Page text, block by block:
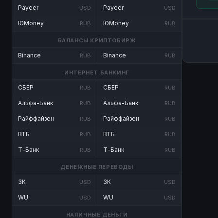
Payeer USD
ЮMoney RUB
Payeer USD
ЮMoney RUB
БАЛАНСЫ КРИПТОБИРЖ
Binance RUB Binance RUB
ИНТЕРНЕТ БАНКИНГ
СБЕР RUB
Альфа-Банк RUB
Райффайзен RUB
ВТБ RUB
Т-Банк RUB
СБЕР RUB
Альфа-Банк RUB
Райффайзен RUB
ВТБ RUB
Т-Банк RUB
ДЕНЕЖНЫЕ ПЕРЕВОДЫ
ЗК USD
WU USD
ЗК USD
WU USD
НАЛИЧНЫЕ ДЕНЬГИ